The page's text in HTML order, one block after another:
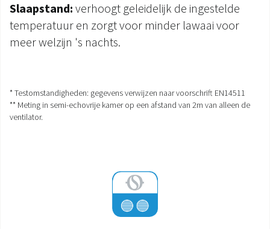
Slaapstand: verhoogt geleidelijk de ingestelde
temperatuur en zorgt voor minder lawaai voor
meer welzijn 's nachts.
* Testomstandigheden: gegevens verwijzen naar voorschrift EN14511
** Meting in semi-echovrije kamer op een afstand van 2m van alleen de
ventilator.